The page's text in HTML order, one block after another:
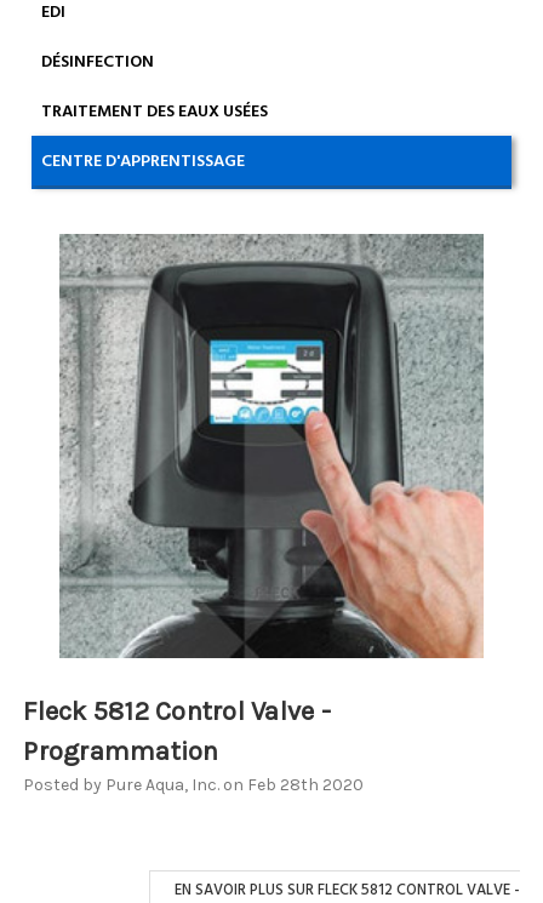
EDI
DÉSINFECTION
TRAITEMENT DES EAUX USÉES
CENTRE D'APPRENTISSAGE
Fleck 5812 Control Valve -
Programmation
Posted by Pure Aqua, Inc. on Feb 28th 2020
EN SAVOIR PLUS SUR FLECK 5812 CONTROL VALVE -